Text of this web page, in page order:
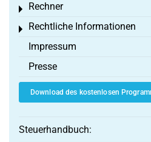
Rechner
Toggle menu
Rechtliche Informationen
Toggle menu
Impressum
Presse
Download des kostenlosen
Steuerhandbuch: